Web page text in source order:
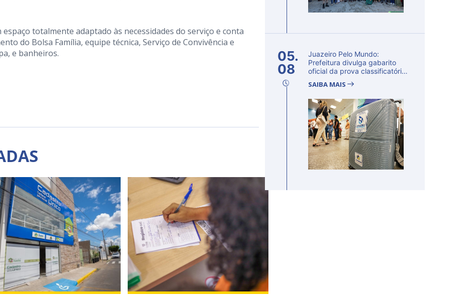
totalmente adaptado às necessidades do serviço e conta
do Bolsa Família, equipe técnica, Serviço de Convivência e
e banheiros.
05.
08
Juazeiro Pelo Mundo:
Prefeitura divulga gabarito
oficial da prova classificatória
SAIBA MAIS